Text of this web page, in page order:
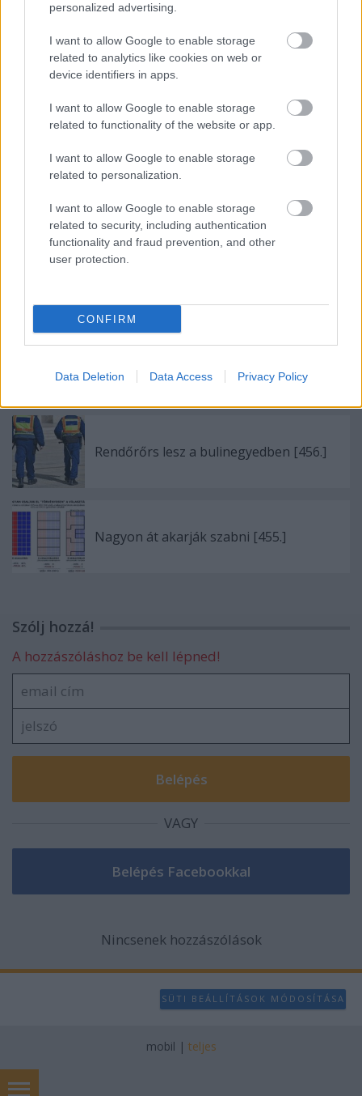
personalized advertising.
I want to allow Google to enable storage
related to analytics like cookies on web or
device identifiers in apps.
I want to allow Google to enable storage
related to functionality of the website or app.
I want to allow Google to enable storage
related to personalization.
I want to allow Google to enable storage
related to security, including authentication
functionality and fraud prevention, and other
user protection.
CONFIRM
Data Deletion Data Access Privacy Policy
Címkék:budapest parkolás orbán viktor kormányrendelet
rendkívüli jogrend koronavírus
Sétálóutca, némi ellentmondással [483.]
Rendőrőrs lesz a bulinegyedben [456.]
Nagyon át akarják szabni [455.]
Szólj hozzá!
A hozzászóláshoz be kell lépned!
VAGY
Nincsenek hozzászólások
SÜTI BEÁLLÍTÁSOK MÓDOSÍTÁSA
mobil | teljes